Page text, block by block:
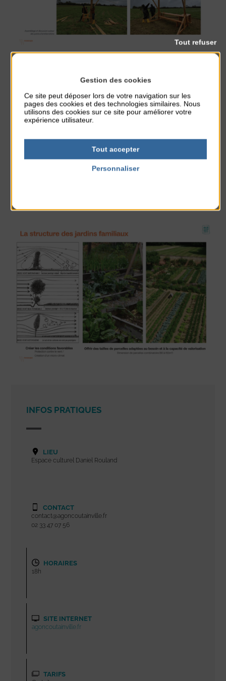
INFOS PRATIQUES
LIEU
Espace culturel Daniel Rouland
CONTACT
contact@agoncoutainville.fr
02 33 47 07 56
HORAIRES
18h
SITE INTERNET
agoncoutainville.fr
TARIFS
Gestion des cookies
Ce site peut déposer lors de votre navigation sur les
pages des cookies et des technologies similaires. Nous
utilisons des cookies sur ce site pour améliorer votre
expérience utilisateur.
Tout accepter
Tout refuser
Personnaliser